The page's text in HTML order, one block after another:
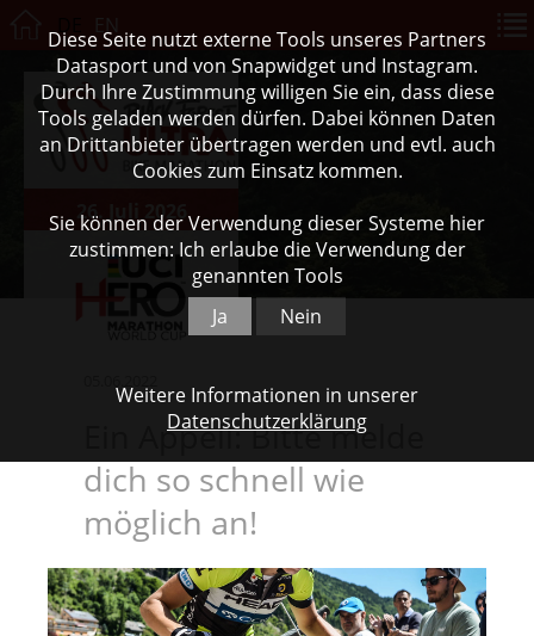
26. Juli 2026
Ein Appell: Bitte melde
dich so schnell wie
möglich an!
Diese Seite nutzt externe Tools unseres Partners
Datasport und von Snapwidget und Instagram.
Durch Ihre Zustimmung willigen Sie ein, dass diese
Tools geladen werden dürfen. Dabei können Daten
an Drittanbieter übertragen werden und evtl. auch
Cookies zum Einsatz kommen.
Sie können der Verwendung dieser Systeme hier
zustimmen: Ich erlaube die Verwendung der
genannten Tools
Ja
Nein
Weitere Informationen in unserer
Datenschutzerklärung